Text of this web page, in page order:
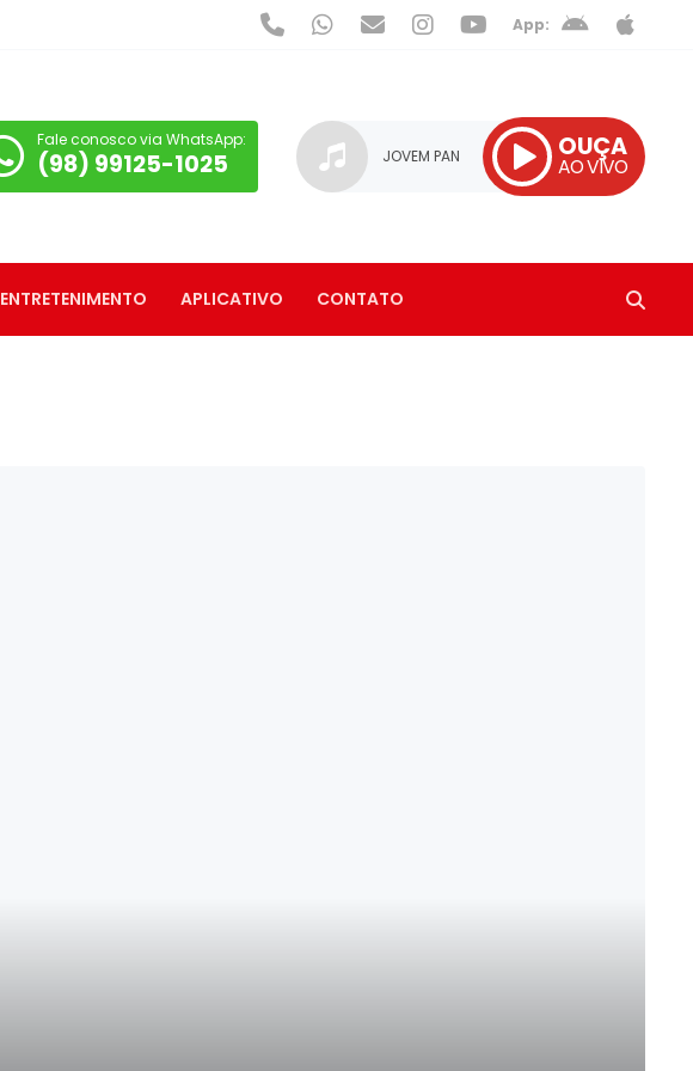
App:
Fale conosco via WhatsApp:
(98) 99125-1025 JOVEM PAN OUÇA
AO VIVO
ENTRETENIMENTO APLICATIVO CONTATO